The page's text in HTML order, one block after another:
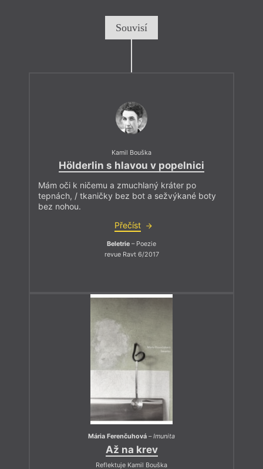
Souvisí
Kamil Bouška
Hölderlin s hlavou v popelnici
Mám oči k ničemu a zmuchlaný kráter po
tepnách, / tkaničky bez bot a sežvýkané boty
bez nohou.
Přečíst
Beletrie – Poezie
revue Ravt 6/2017
Mária Ferenčuhová –Imunita
Až na krev
Reflektuje Kamil Bouška